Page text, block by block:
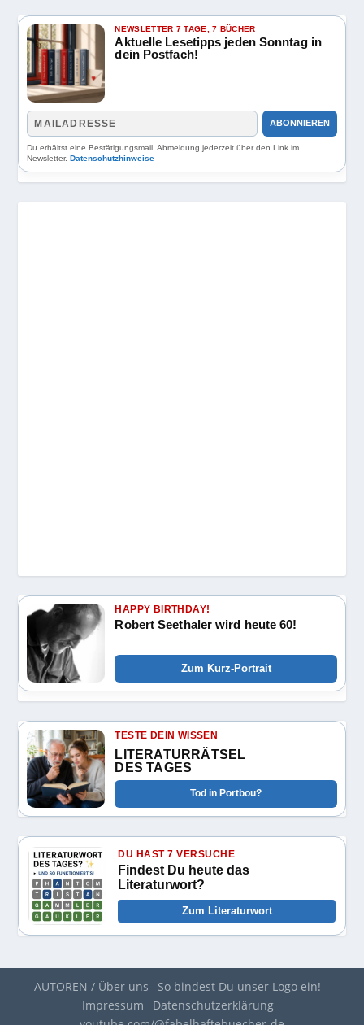
NEWSLETTER 7 TAGE, 7 BÜCHER
Aktuelle Lesetipps jeden Sonntag in
dein Postfach!
ABONNIEREN
Du erhältst eine Bestätigungsmail. Abmeldung jederzeit über den Link im
Newsletter.Datenschutzhinweise
HAPPY BIRTHDAY!
Robert Seethaler wird heute 60!
Zum Kurz-Portrait
TESTE DEIN WISSEN
LITERATURRÄTSEL
DES TAGES
Tod in Portbou?
DU HAST 7 VERSUCHE
Findest Du heute das
Literaturwort?
Zum Literaturwort
AUTOREN / Über uns
So bindest Du unser Logo ein!
Impressum
Datenschutzerklärung